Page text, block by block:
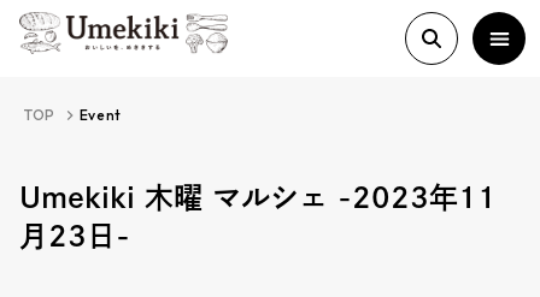
About
TOP Event
Umekiki 木曜 マルシェ -2023年11
月23日-